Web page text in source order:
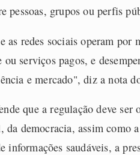
pessoas, grupos ou perfis
as redes sociais operam por
serviços pagos, e
e mercado", diz a nota
que a regulação deve
da democracia, assim como
informações saudáveis, a